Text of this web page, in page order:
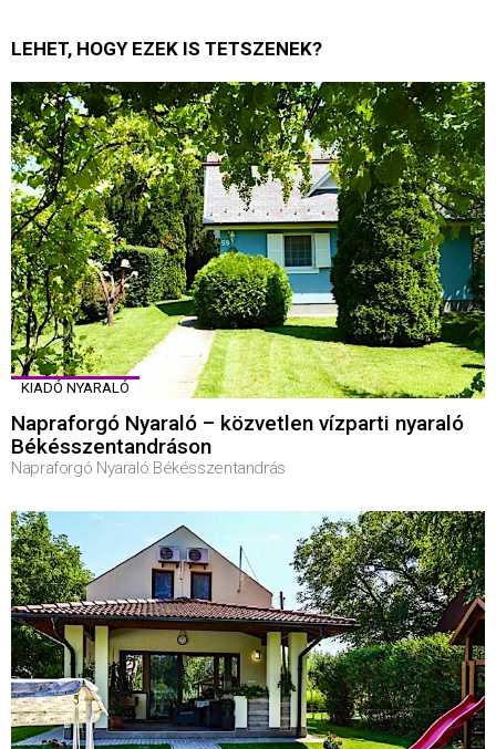
LEHET, HOGY EZEK IS TETSZENEK?
KIADÓ NYARALÓ
Napraforgó Nyaraló – közvetlen vízparti nyaraló
Békésszentandráson
Napraforgó Nyaraló Békésszentandrás